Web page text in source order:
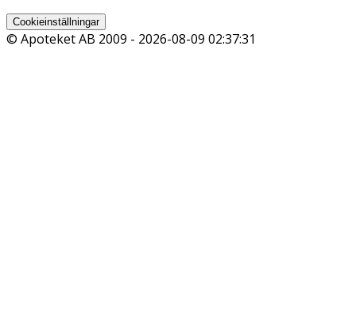
Cookieinställningar
© Apoteket AB 2009 - 2026-08-09 02:37:31